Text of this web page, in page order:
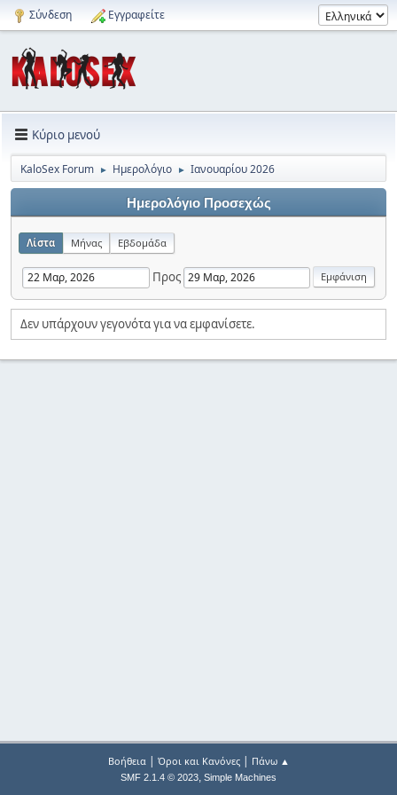
Σύνδεση Εγγραφείτε
Κύριο μενού
KaloSex Forum ► Ημερολόγιο ► Ιανουαρίου 2026
Ημερολόγιο Προσεχώς
Λίστα Μήνας Εβδομάδα
Προς
Δεν υπάρχουν γεγονότα για να εμφανίσετε.
Βοήθεια| Όροι και Κανόνες| Πάνω ▲
SMF 2.1.4 © 2023, Simple Machines